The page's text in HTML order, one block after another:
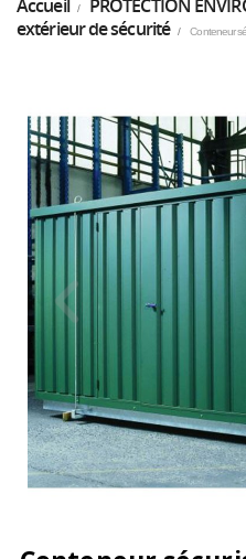
Accueil PROTECTION
extérieur de sécurité
Conteneur